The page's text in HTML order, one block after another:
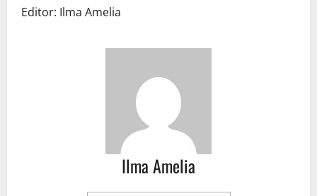
Editor: Ilma Amelia
Ilma Amelia